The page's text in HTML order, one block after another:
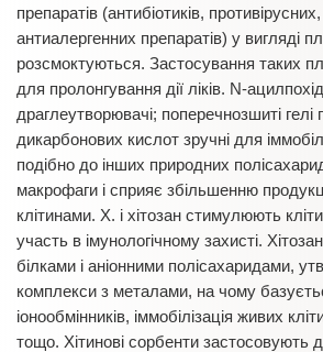
препаратів (антибіотиків,
антиалергенних препаратів) у вигляді
розсмоктуються. Застосування таких
для пролонгування дії ліків. N-
драглеутворювачі; поперечнозшиті гелі
дикарбонових кислот зручні для
подібно до інших природних
макрофаги і сприяє збільшенню
клітинами. Х. і хітозан стимулюють
участь в імунологічному захисті.
білками і аніонними полісахаридами,
комплекси з металами, на чому
іонообмінників, іммобілізація живих
тощо. Хітинові сорбенти застосовують